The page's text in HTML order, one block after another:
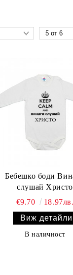
Бебешко боди
слушай Христо
€9.70
18.97лв.
Виж детайли
В наличност